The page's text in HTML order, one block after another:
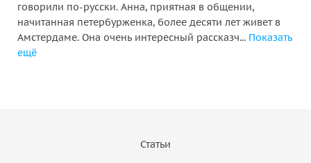
говорили по-русски. Анна, приятная в общении,
начитанная петербурженка, более десяти лет живет в
Амстердаме. Она очень интересный рассказч... Показать
ещё
Статьи